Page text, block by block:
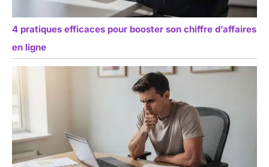
4 pratiques efficaces pour booster son chiffre d’affaires
en ligne